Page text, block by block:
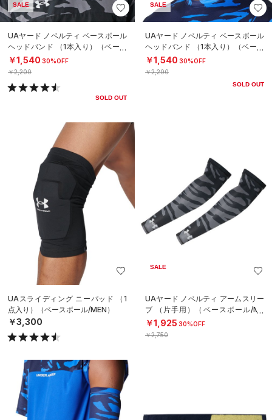
SALE
UAヤード ノベルティ ベースボール
ヘッドバンド （1本入り）（ベース
ボール/MEN）
￥1,540 30%OFF
￥2,200
SOLD OUT
SALE
UAヤード ノベルティ ベースボール
ヘッドバンド （1本入り）（ベース
ボール/MEN）
￥1,540 30%OFF
￥2,200
SOLD OUT
UAスライディング ニーパッド （1
点入り）（ベースボール/MEN）
￥3,300
SALE
UAヤード ノベルティ アームスリー
ブ （片手用）（ベースボール/ME
N）
￥1,925 30%OFF
￥2,750